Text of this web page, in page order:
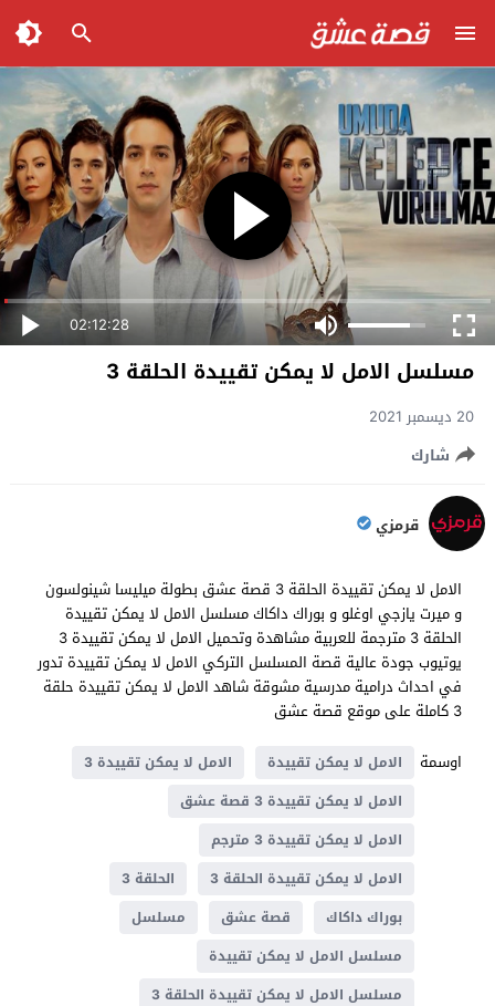
02:12:28
مسلسل الامل لا يمكن تقييدة الحلقة 3
20 ديسمبر 2021
شارك
قرمزي
الامل لا يمكن تقييدة الحلقة 3 قصة عشق بطولة ميليسا شينولسون
و ميرت يازجي اوغلو و بوراك داكاك مسلسل الامل لا يمكن تقييدة
الحلقة 3 مترجمة للعربية مشاهدة وتحميل الامل لا يمكن تقييدة 3
يوتيوب جودة عالية قصة المسلسل التركي الامل لا يمكن تقييدة تدور
في احداث درامية مدرسية مشوقة شاهد الامل لا يمكن تقييدة حلقة
3 كاملة على موقع قصة عشق
اوسمة
الامل لا يمكن تقييدة
الامل لا يمكن تقييدة 3
الامل لا يمكن تقييدة 3 قصة عشق
الامل لا يمكن تقييدة 3 مترجم
الامل لا يمكن تقييدة الحلقة 3
الحلقة 3
بوراك داكاك
قصة عشق
مسلسل
مسلسل الامل لا يمكن تقييدة
مسلسل الامل لا يمكن تقييدة الحلقة 3